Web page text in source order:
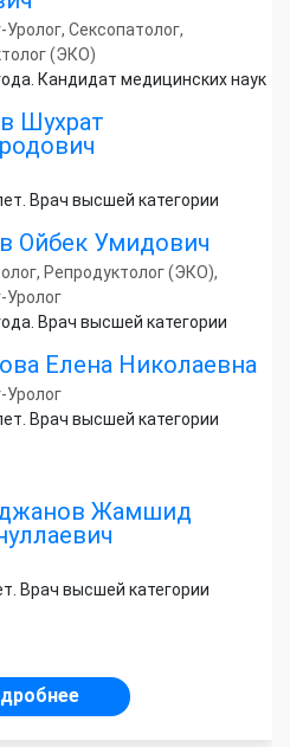
Сексопатолог,
(ЭКО)
Кандидат медицинских наук
Шухрат
Врач высшей категории
Ойбек Умидович
Репродуктолог (ЭКО),
Уролог
Врач высшей категории
Елена Николаевна
Уролог
Врач высшей категории
Жамшид
Врач высшей категории